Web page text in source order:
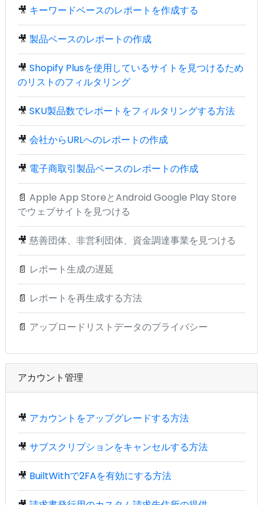
🎥 キーワードベースのレポートを作成する
🎥 製品ベースのレポートの作成
🎥 Shopify Plusを使用しているサイトを見つけるため
のリストのフィルタリング
🎥 SKU製品数でレポートをフィルタリングする方法
🎥 会社からURLへのレポートの作成
🎥 電子商取引製品ベースのレポートの作成
📄 Apple App StoreとAndroid Google Play Store
でウェブサイトを見つける
🎥 慈善団体、非営利団体、資金調達事業を見つける
📄 レポート生成の遅延
📄 レポートを再生成する方法
📄 アップロードリストデータのプライバシー
アカウント管理
🎥 アカウントをアップグレードする方法
🎥 サブスクリプションをキャンセルする方法
🎥 BuiltWithで2FAを有効にする方法